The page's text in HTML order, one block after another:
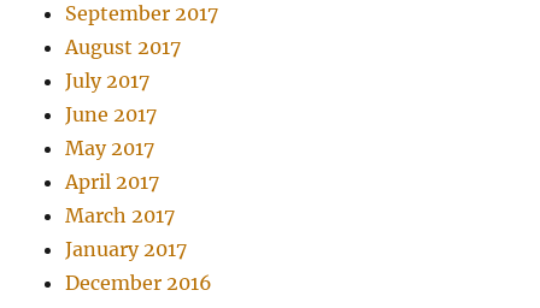
September 2017
August 2017
July 2017
June 2017
May 2017
April 2017
March 2017
January 2017
December 2016